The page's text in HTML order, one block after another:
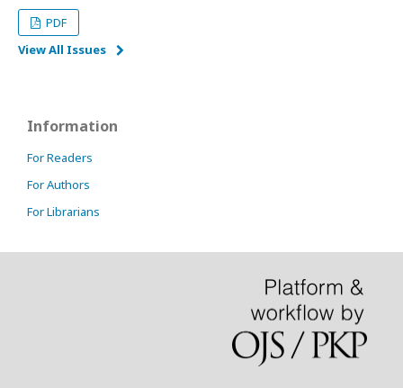
PDF
View All Issues
Information
For Readers
For Authors
For Librarians